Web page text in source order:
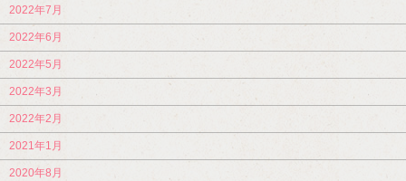
2022年7月
2022年6月
2022年5月
2022年3月
2022年2月
2021年1月
2020年8月